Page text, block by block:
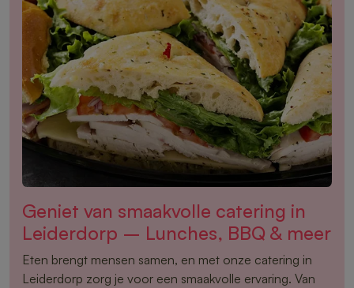
Geniet van smaakvolle catering in
Leiderdorp – Lunches, BBQ & meer
Eten brengt mensen samen, en met onze catering in
Leiderdorp zorg je voor een smaakvolle ervaring. Van